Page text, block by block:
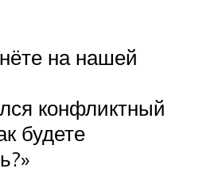
на нашей
конфликтный
будете